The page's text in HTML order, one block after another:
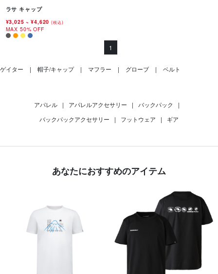
ラサ キャップ
¥3,025~ ¥4,620(税込)
MAX 50% OFF
1
ゲイター 帽子/キャップ マフラー グローブ ベルト
アパレル | アパレルアクセサリー | バックパック
|
バックパックアクセサリー
| フットウェア | ギア
あなたにおすすめのアイテム